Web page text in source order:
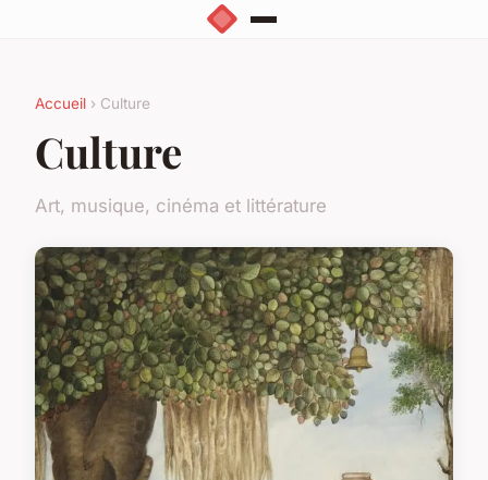
Accueil › Culture
Culture
Art, musique, cinéma et littérature